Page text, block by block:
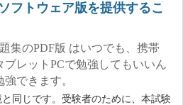
フトウェア版を提供するこ
集のPDF版 はいつでも、携帯
レットPCで勉強してもいいん
できます。
同じです。受験者のために、本試験